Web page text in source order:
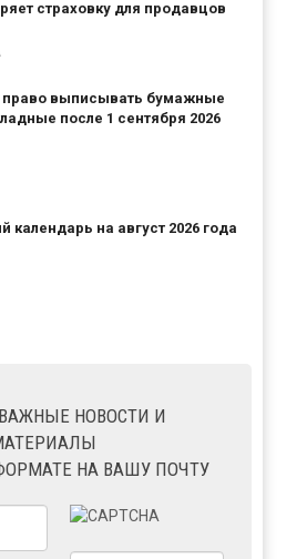
страховку для продавцов
право выписывать бумажные
после 1 сентября 2026
календарь на август 2026 года
НОВОСТИ И
НА ВАШУ ПОЧТУ